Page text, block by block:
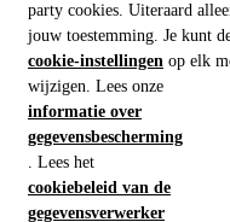
party cookies. Uiteraard
jouw toestemming. Je kunt
cookie-instellingen op elk
wijzigen. Lees onze
informatie over
gegevensbescherming
. Lees het
cookiebeleid van de
gegevensverwerker